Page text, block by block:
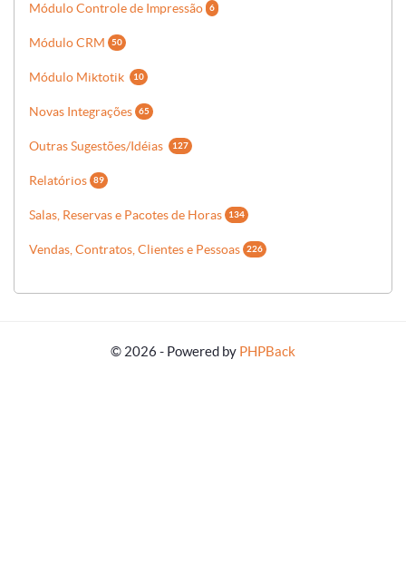
Módulo Controle de Impressão 6
Módulo CRM 50
Módulo Miktotik 10
Novas Integrações 65
Outras Sugestões/Idéias 127
Relatórios 89
Salas, Reservas e Pacotes de Horas 134
Vendas, Contratos, Clientes e Pessoas 226
© 2026 - Powered by PHPBack